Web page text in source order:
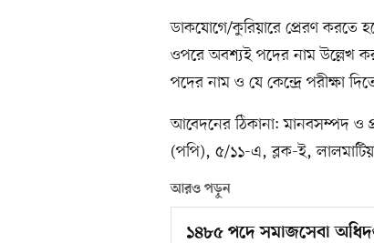
ডাকযোগে/কুরিয়ারে প্রেরণ করতে
ওপরে অবশ্যই পদের নাম উল্লেখ
পদের নাম ও যে কেন্দ্রে পরীক্ষা
আবেদনের ঠিকানা: মানবসম্পদ ও
(পপি), ৫/১১-এ, ব্লক-ই,
আরও পড়ুন
১৪৮৫ পদে সমাজসেবা